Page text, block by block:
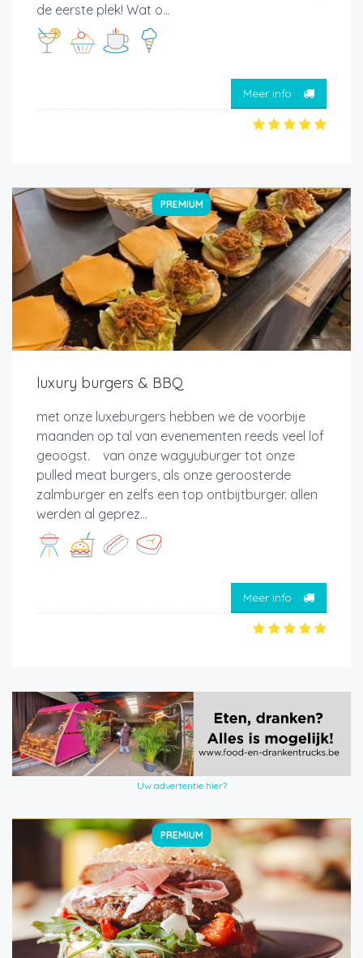
de eerste plek! Wat o...
Meer info
PREMIUM
luxury burgers & BBQ
met onze luxeburgers hebben we de voorbije
maanden op tal van evenementen reeds veel lof
geoogst. van onze wagyuburger tot onze
pulled meat burgers, als onze geroosterde
zalmburger en zelfs een top ontbijtburger. allen
werden al geprez...
Meer info
Uw advertentie hier?
PREMIUM